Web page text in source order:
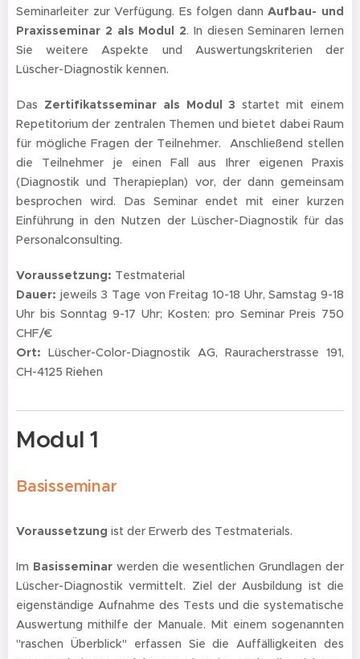
Seminarleiter zur Verfügung. Es folgen dannAufbau- und
Praxisseminar 2 als Modul 2. In diesen Seminaren lernen
Sie weitere Aspekte und Auswertungskriterien der
Lüscher-Diagnostik kennen.
Das Zertifikatsseminar als Modul 3startet mit einem
Repetitorium der zentralen Themen und bietet dabei Raum
für mögliche Fragen der Teilnehmer. Anschließend stellen
die Teilnehmer je einen Fall aus Ihrer eigenen Praxis
(Diagnostik und Therapieplan) vor, der dann gemeinsam
besprochen wird. Das Seminar endet mit einer kurzen
Einführung in den Nutzen der Lüscher-Diagnostik für das
Personalconsulting.
Voraussetzung: Testmaterial
Dauer: jeweils 3 Tage von Freitag 10-18 Uhr, Samstag 9-18
Uhr bis Sonntag 9-17 Uhr; Kosten: pro Seminar Preis 750
CHF/€
Ort: Lüscher-Color-Diagnostik AG, Rauracherstrasse 191,
CH-4125 Riehen
Modul 1
Basisseminar
Voraussetzung ist der Erwerb des Testmaterials.
Im Basisseminar werden die wesentlichen Grundlagen der
Lüscher-Diagnostik vermittelt. Ziel der Ausbildung ist die
eigenständige Aufnahme des Tests und die systematische
Auswertung mithilfe der Manuale. Mit einem sogenannten
"raschen Überblick" erfassen Sie die Auffälligkeiten des